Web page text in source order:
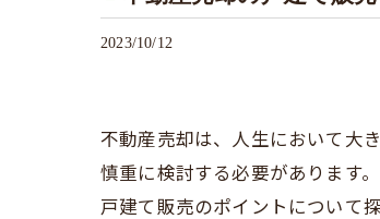
2023/10/12
不動産売却は、人生において大
慎重に検討する必要があります
戸建て販売のポイントについて探